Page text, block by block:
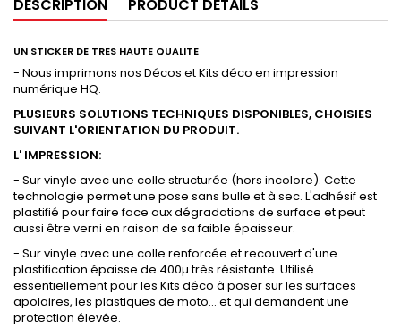
DESCRIPTION PRODUCT DETAILS
UN STICKER DE TRES HAUTE QUALITE
- Nous imprimons nos Décos et Kits déco en impression
numérique HQ.
PLUSIEURS SOLUTIONS TECHNIQUES DISPONIBLES, CHOISIES
SUIVANT L'ORIENTATION DU PRODUIT.
L' IMPRESSION:
- Sur vinyle avec une colle structurée (hors incolore). Cette
technologie permet une pose sans bulle et à sec. L'adhésif est
plastifié pour faire face aux dégradations de surface et peut
aussi être verni en raison de sa faible épaisseur.
- Sur vinyle avec une colle renforcée et recouvert d'une
plastification épaisse de 400µ très résistante. Utilisé
essentiellement pour les Kits déco à poser sur les surfaces
apolaires, les plastiques de moto... et qui demandent une
protection élevée.